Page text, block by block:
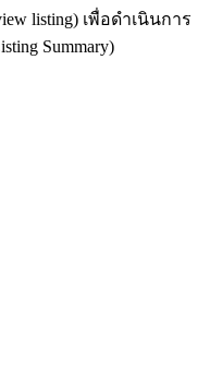
listing) เพื่อดำเนินการ
Summary)